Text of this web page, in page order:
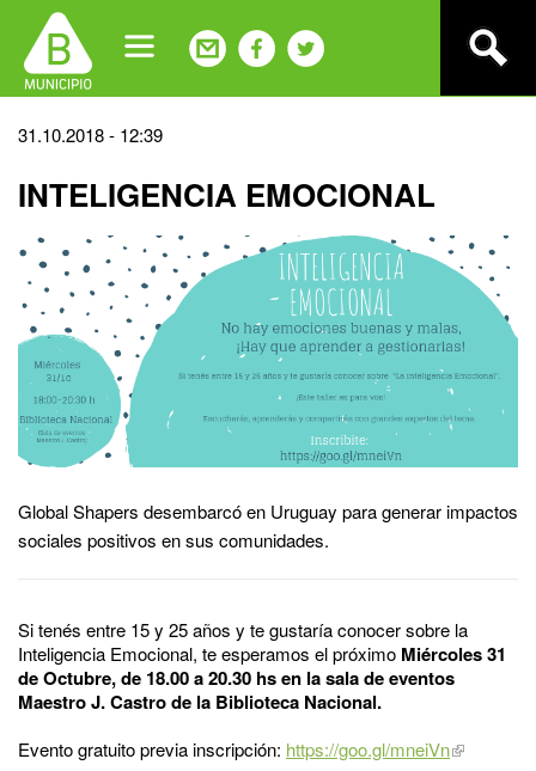
navigation
Back
top
31.10.2018 - 12:39
INTELIGENCIA EMOCIONAL
Global Shapers desembarcó en Uruguay para generar impactos
sociales positivos en sus comunidades.
Si tenés entre 15 y 25 años y te gustaría conocer sobre la
Inteligencia Emocional, te esperamos el próximo Miércoles 31
de Octubre, de 18.00 a 20.30 hs en la sala de eventos
Maestro J. Castro de la Biblioteca Nacional.
Evento gratuito previa inscripción: https://goo.gl/mneiVn